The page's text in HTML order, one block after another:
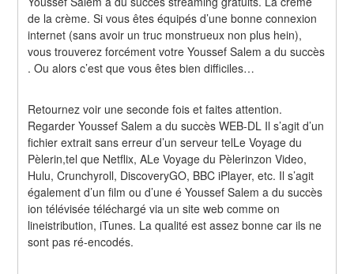
de la crème. Si vous êtes équipés d’une bonne connexion
internet (sans avoir un truc monstrueux non plus hein),
vous trouverez forcément votre Youssef Salem a du succès
. Ou alors c’est que vous êtes bien difficiles…
Retournez voir une seconde fois et faites attention.
Regarder Youssef Salem a du succès WEB-DL Il s’agit d’un
fichier extrait sans erreur d’un serveur telLe Voyage du
Pèlerin,tel que Netflix, ALe Voyage du Pèlerinzon Video,
Hulu, Crunchyroll, DiscoveryGO, BBC iPlayer, etc. Il s’agit
également d’un film ou d’une é Youssef Salem a du succès
ion télévisée téléchargé via un site web comme on
lineistribution, iTunes. La qualité est assez bonne car ils ne
sont pas ré-encodés.